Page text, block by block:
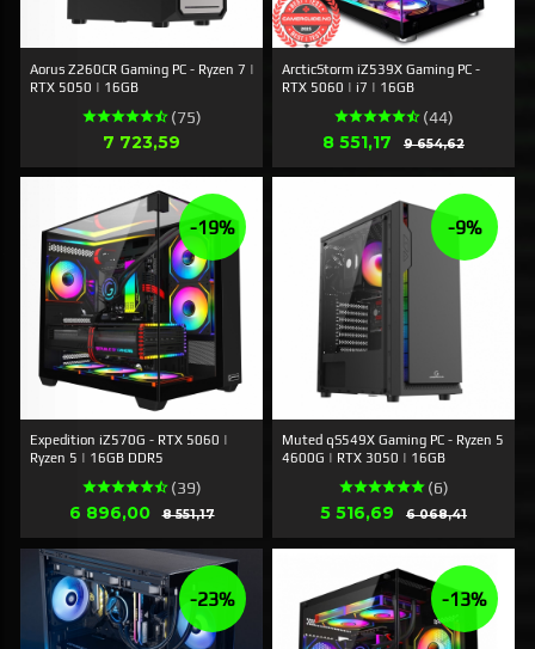
Aorus Z260CR Gaming PC - Ryzen 7 |
RTX 5050 | 16GB
(75)
Pris
7 723,59
ArcticStorm iZ539X Gaming PC -
RTX 5060 | i7 | 16GB
(44)
Tilbud
8 551,17 9 654,62Rabat
Expedition iZ570G - RTX 5060 |
Ryzen 5 | 16GB DDR5
(39)
Tilbud
6 896,00 8 551,17Rabat
-19%
Muted qS549X Gaming PC - Ryzen 5
4600G | RTX 3050 | 16GB
(6)
Tilbud
5 516,69 6 068,41Rabat
-9%
-23% -13%